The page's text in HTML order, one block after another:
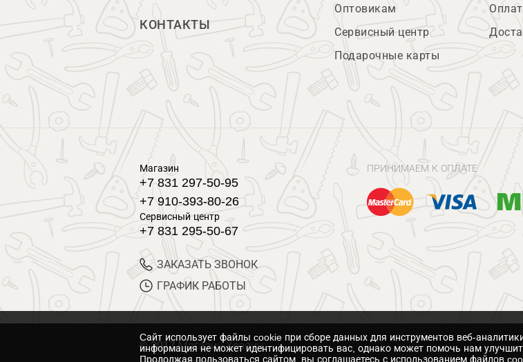
КОНТАКТЫ
Оптовикам
Сервисный центр
Подарочные карты
Магазин
+7 831 297-50-95
+7 910-393-80-26
Сервисный центр
+7 831 295-50-67
ЗАКАЗАТЬ ЗВОНОК
ГРАФИК РАБОТЫ
ПРИНИМАЕМ К ОПЛАТЕ
© 2017 Магазин Хозяин
Cайт использует файлы cookie при сборе данных для инструментов веб-
информация не может идентифицировать вас, однако может помочь нам
Продолжая пользоваться сайтом, вы соглашаетесь с использованием файлов